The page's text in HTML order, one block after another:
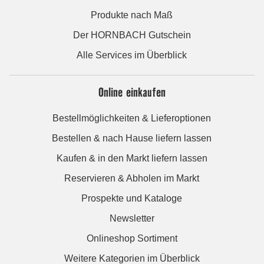
Produkte nach Maß
Der HORNBACH Gutschein
Alle Services im Überblick
Online einkaufen
Bestellmöglichkeiten & Lieferoptionen
Bestellen & nach Hause liefern lassen
Kaufen & in den Markt liefern lassen
Reservieren & Abholen im Markt
Prospekte und Kataloge
Newsletter
Onlineshop Sortiment
Weitere Kategorien im Überblick